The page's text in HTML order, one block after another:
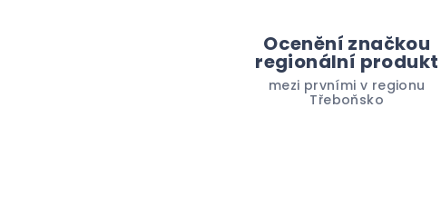
Ocenění značkou
regionální produkt
mezi prvními v regionu
Třeboňsko